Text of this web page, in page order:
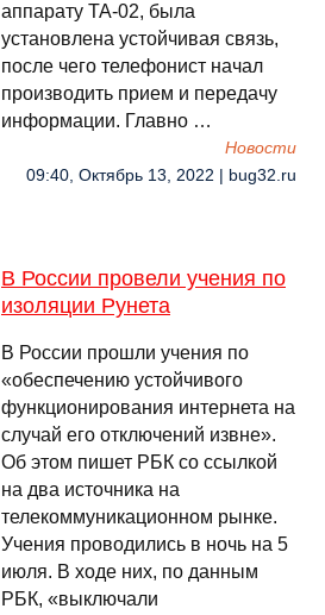
аппарату ТА-02, была
установлена устойчивая связь,
после чего телефонист начал
производить прием и передачу
информации. Главно …
Новости
09:40, Октябрь 13, 2022 | bug32.ru
В России провели учения по
изоляции Рунета
В России прошли учения по
«обеспечению устойчивого
функционирования интернета на
случай его отключений извне».
Об этом пишет РБК со ссылкой
на два источника на
телекоммуникационном рынке.
Учения проводились в ночь на 5
июля. В ходе них, по данным
РБК, «выключали